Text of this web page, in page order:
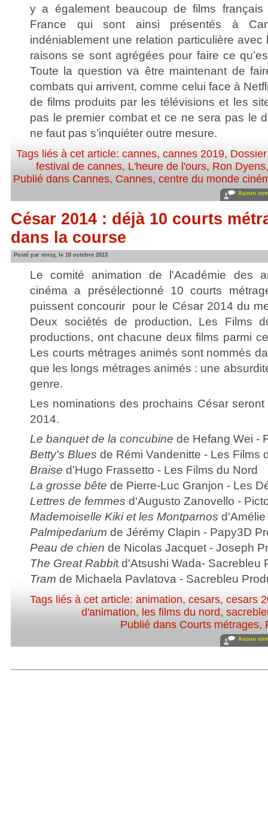
y a également beaucoup de films
France qui sont ainsi présentés à
indéniablement une relation particulière
raisons se sont agrégées pour faire ce
Toute la question va être maintenant de
combats qui arrivent, comme celui face à
de films produits par les télévisions et les
pas le premier combat et ce ne sera pas le
ne faut pas s’inquiéter outre mesure.
Tags liés à cet article:cannes,cannes 2019,
festival de cannes, L'heure de l'ours, Ron Dyens
Publié dans Cannes, Cannes, centre du monde
Aucun
César 2014 : déjà 10 courts
dans la course
Posté par vincy, le 10 octobre 2013
Le comité animation de l'Académie des
cinéma a présélectionné 10 courts
puissent concourir pour le César 2014 du
Deux sociétés de production, Les Films
productions, ont chacune deux films parmi
Les courts métrages animés sont nommés
que les longs métrages animés : une
genre.
Les nominations des prochains César
2014.
Le banquet de la concubine de Hefang Wei -
Betty's Blues de Rémi Vandenitte - Les Films
Braise d'Hugo Frassetto - Les Films du Nord
La grosse bête de Pierre-Luc Granjon - Les
Lettres de femmes d'Augusto Zanovello -
Mademoiselle Kiki et les Montparnos
Palmipedarium de Jérémy Clapin - Papy3D
Peau de chien de Nicolas Jacquet - Joseph
The Great Rabbit d'Atsushi Wada- Sacrebleu
Tram de Michaela Pavlatova - Sacrebleu
Tags liés à cet article:animation,cesars,cesars
d'animation, les films du nord,
Publié dans Courts métrages,
Aucun